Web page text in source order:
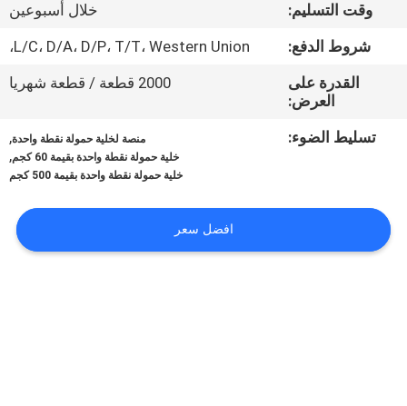
المعمل
رقابة
اطلب
وقت التسليم:
خلال أسبوعين
شروط الدفع:
L/C، D/A، D/P، T/T، Western Union،
القدرة على
العرض:
2000 قطعة / قطعة شهريا
تسليط الضوء: منصة لخلية حمولة نقطة واحدة,
خلية حمولة نقطة واحدة بقيمة 60 كجم ,
خلية حمولة نقطة واحدة بقيمة 500 كجم
افضل سعر